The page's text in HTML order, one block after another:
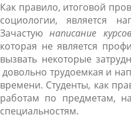
Как правило, итоговой
социологии, является
Зачастуюнаписание
которая не является
вызвать некоторые
довольно трудоемкая и
времени. Студенты, как
работам по предметам,
специальностям.